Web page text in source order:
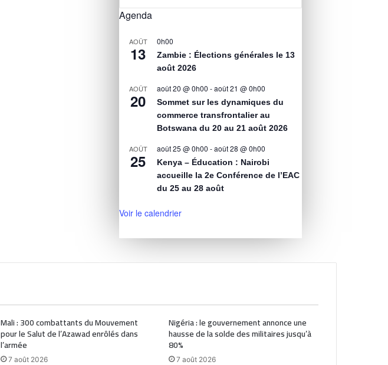
Agenda
AOÛT
13
0h00
Zambie : Élections générales le 13
août 2026
AOÛT
20
août 20 @ 0h00 -août 21 @ 0h00
Sommet sur les dynamiques du
commerce transfrontalier au
Botswana du 20 au 21 août 2026
AOÛT
25
août 25 @ 0h00 -août 28 @ 0h00
Kenya – Éducation : Nairobi
accueille la 2e Conférence de l’EAC
du 25 au 28 août
Voir le calendrier
Mali : 300 combattants du Mouvement
pour le Salut de l’Azawad enrôlés dans
l’armée
7 août 2026
Nigéria : le gouvernement annonce une
hausse de la solde des militaires jusqu’à
80%
7 août 2026